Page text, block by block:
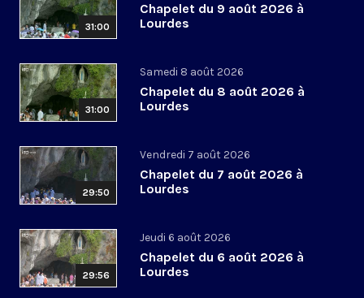
31:00
Chapelet du 9 août 2026 à
Lourdes
31:00
Samedi 8 août 2026
Chapelet du 8 août 2026 à
Lourdes
29:50
Vendredi 7 août 2026
Chapelet du 7 août 2026 à
Lourdes
29:56
Jeudi 6 août 2026
Chapelet du 6 août 2026 à
Lourdes